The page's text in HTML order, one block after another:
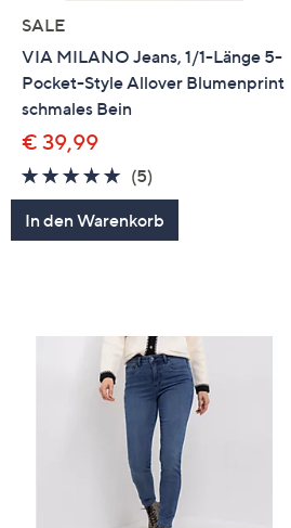
SALE
VIA MILANO Jeans, 1/1-Länge 5-
Pocket-Style Allover Blumenprint
schmales Bein
€ 39,99
4.8
von
5
(5)5
Bewertungen
In den Warenkorb